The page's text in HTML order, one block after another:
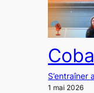
1 mai 2026